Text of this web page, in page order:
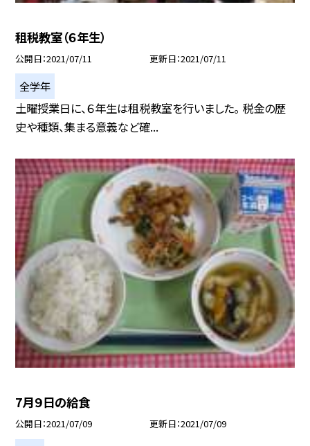
租税教室（６年生）
公開日 2021/07/11 更新日 2021/07/11
全学年
土曜授業日に、６年生は租税教室を行いました。 税金の歴
史や種類、集まる意義など確...
7月９日の給食
公開日 2021/07/09 更新日 2021/07/09